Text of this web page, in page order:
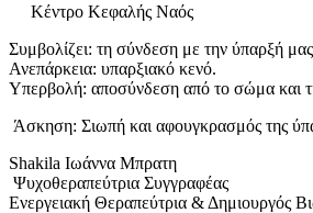
Κέντρο Κεφαλής Ναός
Συμβολίζει: τη σύνδεση με την ύπαρξή
Ανεπάρκεια: υπαρξιακό κενό.
Υπερβολή: αποσύνδεση από το σώμα και
Άσκηση: Σιωπή και αφουγκρασμός της
Shakila Ιωάννα Μπρατη
Ψυχοθεραπεύτρια Συγγραφέας
Ενεργειακή Θεραπεύτρια & Δημιουργός